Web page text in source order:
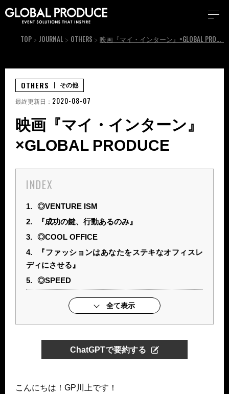
TOP JOURNAL OTHERS 映画『マイ・インターン』×GLOBAL PRODUCE
映画『マイ・インターン』
×GLOBAL PRODUCE
INDEX
1. ◎VENTURE ISM
2.
『成功の鍵、行動あるのみ』
3. ◎COOL OFFICE
4.
『ファッションはあなたをステキなオフィスレ
ディにさせる』
5. ◎SPEED
全て表示
ChatGPTで要約する
こんにちは！GP川上です！
OTHERS その他
最終更新日： 2020-08-07